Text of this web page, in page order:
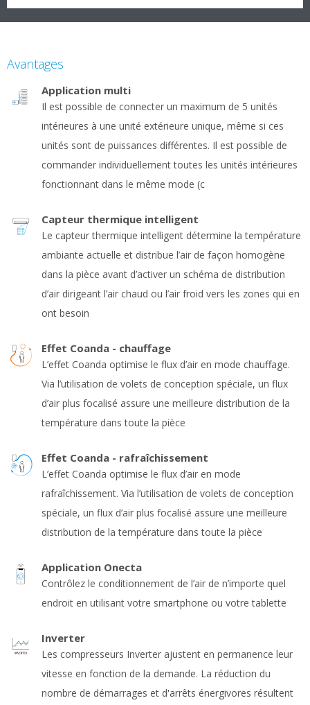
Avantages
Application multi
Il est possible de connecter un maximum de 5 unités
intérieures à une unité extérieure unique, même si ces
unités sont de puissances différentes. Il est possible de
commander individuellement toutes les unités intérieures
fonctionnant dans le même mode (c
Capteur thermique intelligent
Le capteur thermique intelligent détermine la température
ambiante actuelle et distribue l’air de façon homogène
dans la pièce avant d’activer un schéma de distribution
d’air dirigeant l’air chaud ou l’air froid vers les zones qui en
ont besoin
Effet Coanda - chauffage
L’effet Coanda optimise le flux d’air en mode chauffage.
Via l’utilisation de volets de conception spéciale, un flux
d’air plus focalisé assure une meilleure distribution de la
température dans toute la pièce
Effet Coanda - rafraîchissement
L’effet Coanda optimise le flux d’air en mode
rafraîchissement. Via l’utilisation de volets de conception
spéciale, un flux d’air plus focalisé assure une meilleure
distribution de la température dans toute la pièce
Application Onecta
Contrôlez le conditionnement de l’air de n’importe quel
endroit en utilisant votre smartphone ou votre tablette
Inverter
Les compresseurs Inverter ajustent en permanence leur
vitesse en fonction de la demande. La réduction du
nombre de démarrages et d'arrêts énergivores résultent